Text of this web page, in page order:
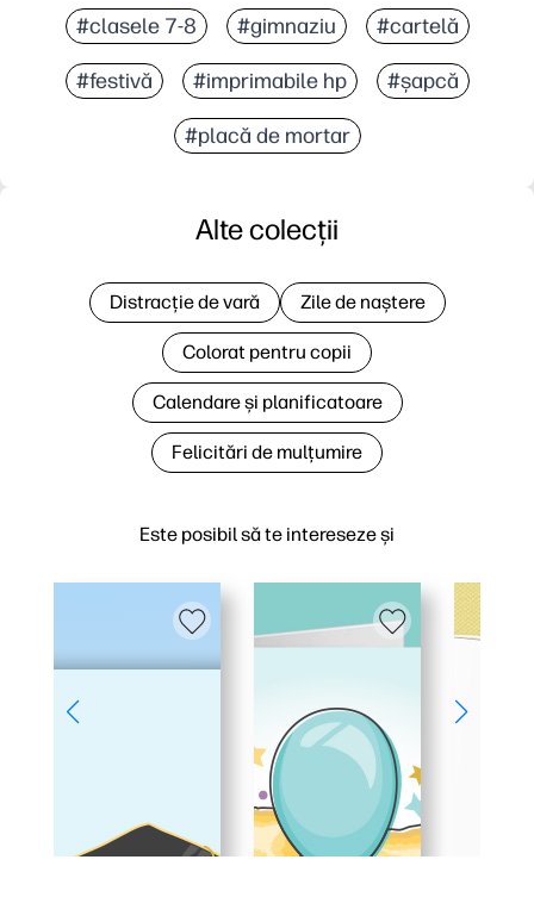
#clasele 7-8 #gimnaziu #cartelă
#festivă #imprimabile hp #șapcă
#placă de mortar
Este posibil să te intereseze și
Alte colecții
Distracție de vară Zile de naștere
Colorat pentru copii
Calendare și planificatoare
Felicitări de mulțumire